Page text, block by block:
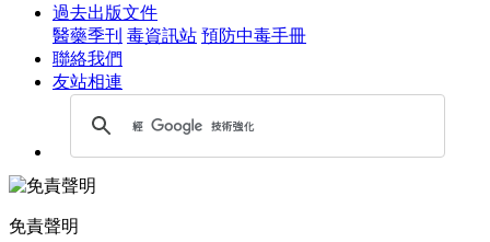
過去出版文件
醫藥季刊 毒資訊站 預防中毒手冊
聯絡我們
友站相連
免責聲明